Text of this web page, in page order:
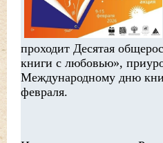
проходит Десятая
книги с любовью»,
Международному дню
февраля.